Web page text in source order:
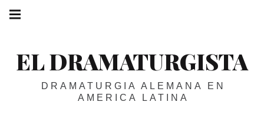
Skip
EL DRAMATURGISTA
DRAMATURGIA ALEMANA EN
AMERICA LATINA
navigation